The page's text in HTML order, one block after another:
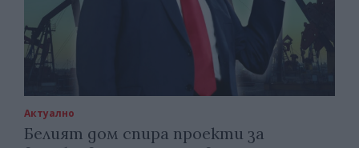
Актуално
Белият дом спира проекти за